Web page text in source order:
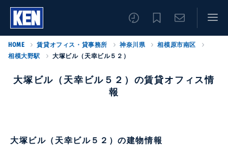
HOME 賃貸オフィス・貸事務所 神奈川県
相模原市南区
相模大野駅
大塚ビル（天幸ビル５２）
大塚ビル（天幸ビル５２）の賃貸オフィス情
報
大塚ビル（天幸ビル５２）の建物情報